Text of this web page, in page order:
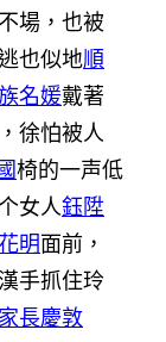
場，也被
也似地順
名媛戴著
徐怕被人
椅的一声低
女人鈺陞
明面前，
手抓住玲
長慶敦